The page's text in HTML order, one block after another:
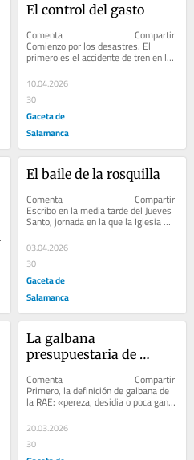
El control del gasto
Comenta                              Compartir
Comienzo por los desastres. El
primero es el accidente de tren en la
provincia de Córdoba...
10.04.2026
30
Gaceta de
Salamanca
El baile de la rosquilla
Comenta                              Compartir
Escribo en la media tarde del Jueves
Santo, jornada en la que la Iglesia
Católica celebra...
03.04.2026
30
Gaceta de
Salamanca
La galbana
presupuestaria de
Comenta                              Compartir
Primero, la definición de galbana de
la RAE: «pereza, desidia o poca gana
de hacer algo»....
20.03.2026
30